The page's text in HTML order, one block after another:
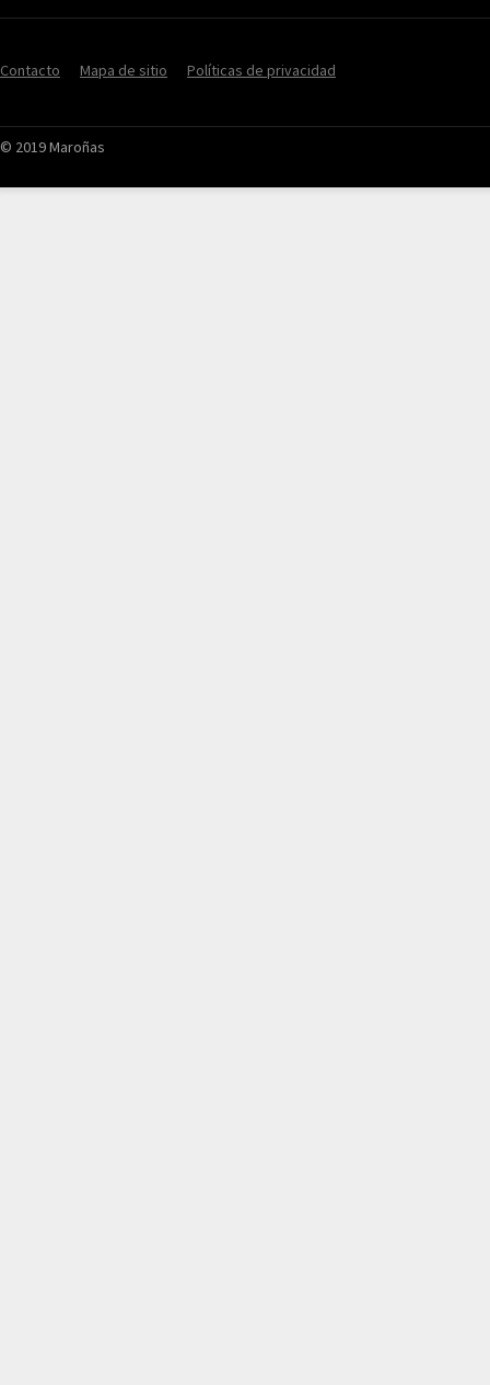
Contacto Mapa de sitio Políticas de privacidad
© 2019 Maroñas